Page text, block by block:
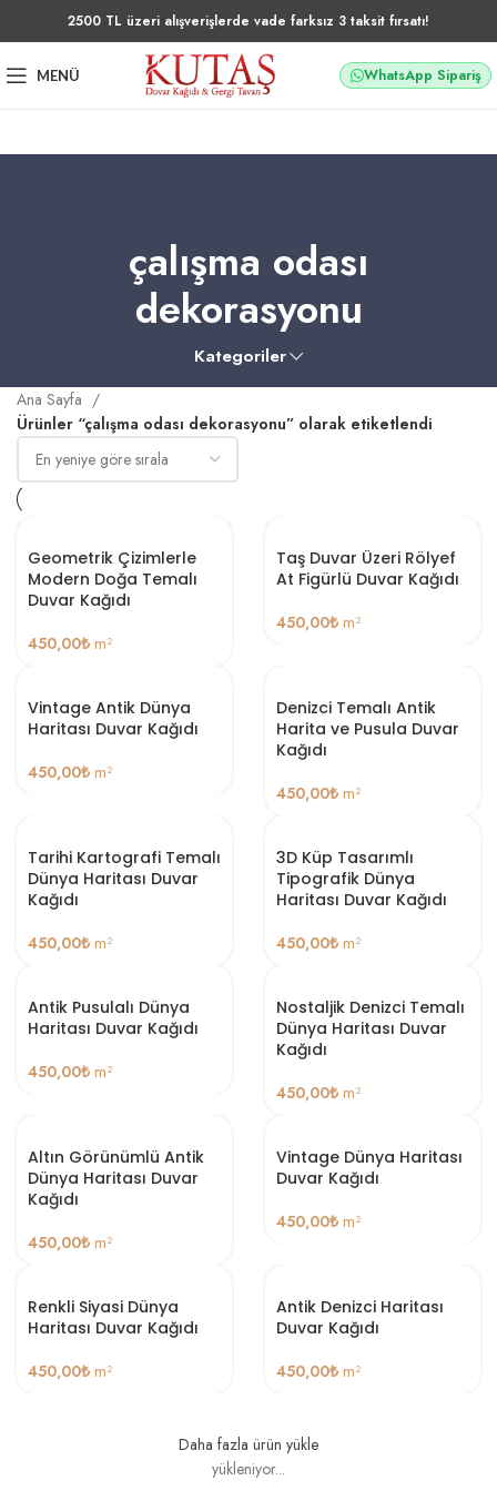
2500 TL üzeri alışverişlerde vade farksız 3 taksit fırsatı!
MENÜ WhatsApp Sipariş
çalışma odası
dekorasyonu
Kategoriler
Ana Sayfa
Ürünler “çalışma odası dekorasyonu” olarak etiketlendi
Geometrik Çizimlerle
Modern Doğa Temalı
Duvar Kağıdı
450,00₺ m²
Taş Duvar Üzeri Rölyef
At Figürlü Duvar Kağıdı
450,00₺ m²
Vintage Antik Dünya
Haritası Duvar Kağıdı
450,00₺ m²
Denizci Temalı Antik
Harita ve Pusula Duvar
Kağıdı
450,00₺ m²
Tarihi Kartografi Temalı
Dünya Haritası Duvar
Kağıdı
450,00₺ m²
3D Küp Tasarımlı
Tipografik Dünya
Haritası Duvar Kağıdı
450,00₺ m²
Antik Pusulalı Dünya
Haritası Duvar Kağıdı
450,00₺ m²
Nostaljik Denizci Temalı
Dünya Haritası Duvar
Kağıdı
450,00₺ m²
Altın Görünümlü Antik
Dünya Haritası Duvar
Kağıdı
450,00₺ m²
Vintage Dünya Haritası
Duvar Kağıdı
450,00₺ m²
Renkli Siyasi Dünya
Haritası Duvar Kağıdı
450,00₺ m²
Antik Denizci Haritası
Duvar Kağıdı
450,00₺ m²
Daha fazla ürün yükle
yükleniyor...